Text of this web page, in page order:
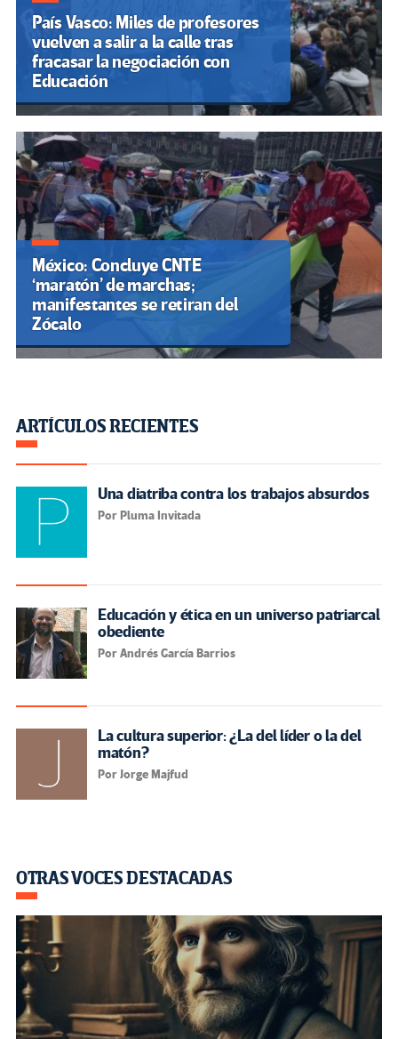
País Vasco: Miles de profesores
vuelven a salir a la calle tras
fracasar la negociación con
Educación
México: Concluye CNTE
‘maratón’ de marchas;
manifestantes se retiran del
Zócalo
ARTÍCULOS RECIENTES
Una diatriba contra los trabajos absurdos
Por Pluma Invitada
Educación y ética en un universo patriarcal
obediente
Por Andrés García Barrios
La cultura superior: ¿La del líder o la del
matón?
Por Jorge Majfud
OTRAS VOCES DESTACADAS